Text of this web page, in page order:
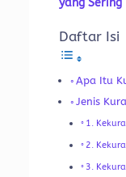
yang
Daftar Isi
Apa Itu
Jenis
1.
2.
3.